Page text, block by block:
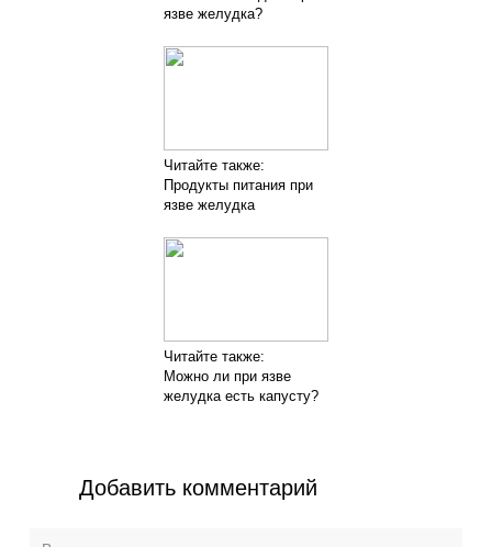
язве желудка?
Читайте также:
Продукты питания при
язве желудка
Читайте также:
Можно ли при язве
желудка есть капусту?
Добавить комментарий